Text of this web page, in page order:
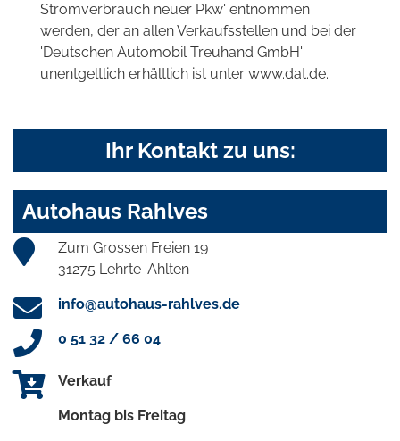
Stromverbrauch neuer Pkw' entnommen
werden, der an allen Verkaufsstellen und bei der
'Deutschen Automobil Treuhand GmbH'
unentgeltlich erhältlich ist unter www.dat.de.
Ihr Kontakt zu uns:
Autohaus Rahlves
Zum Grossen Freien 19
31275 Lehrte-Ahlten
info@autohaus-rahlves.de
0 51 32 / 66 04
Verkauf
Montag bis Freitag